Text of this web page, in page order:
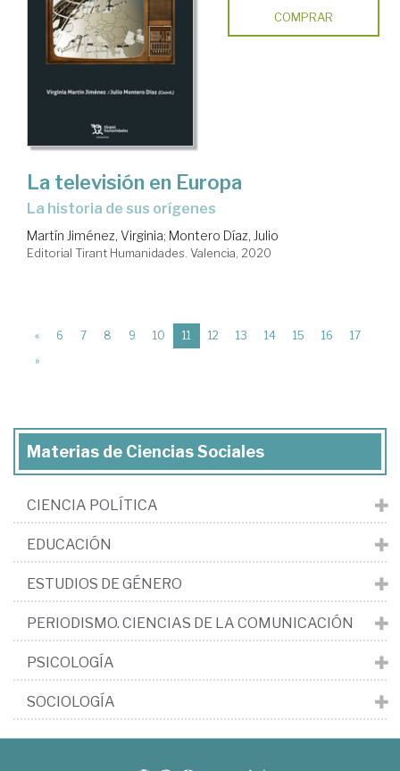
COMPRAR
La televisión en Europa
la historia de sus orígenes
Martín Jiménez, Virginia; Montero Díaz, Julio
Editorial Tirant Humanidades. Valencia, 2020
« 6 7 8 9 10 11 (current)
12 13 14 15 16
17
»
Materias de Ciencias Sociales
CIENCIA POLÍTICA
EDUCACIÓN
ESTUDIOS DE GÉNERO
PERIODISMO. CIENCIAS DE LA COMUNICACIÓN
PSICOLOGÍA
SOCIOLOGÍA